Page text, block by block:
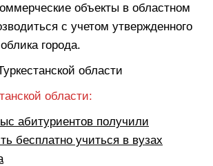
объекты в областном
с учетом утвержденного
города.
области
области:
абитуриентов получили
бесплатно учиться в вузах